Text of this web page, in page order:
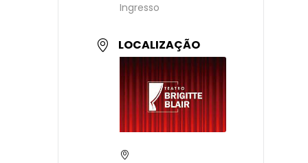
Ingresso
LOCALIZAÇÃO